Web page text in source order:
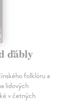
ďábly
folklóru a
lidových
v četných